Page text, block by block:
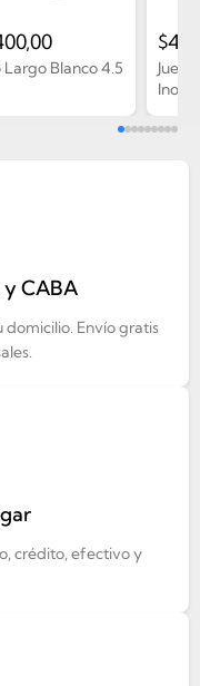
Largo Blanco 4.5
$
CABA
domicilio. Envío gratis
crédito, efectivo y